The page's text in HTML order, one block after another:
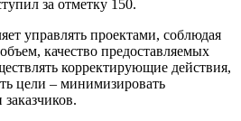
за отметку 150.
управлять проектами, соблюдая
качество предоставляемых
корректирующие действия,
цели – минимизировать